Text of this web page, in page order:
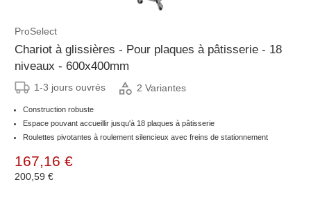
ProSelect
Chariot à glissières - Pour plaques à pâtisserie - 18
niveaux - 600x400mm
1-3 jours ouvrés 2 Variantes
Construction robuste
Espace pouvant accueillir jusqu'à 18 plaques à pâtisserie
Roulettes pivotantes à roulement silencieux avec freins de stationnement
167,16 €
200,59 €